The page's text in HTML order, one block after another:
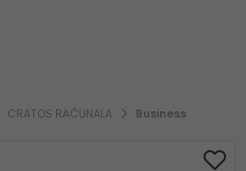
CRATOS RAČUNALA Business